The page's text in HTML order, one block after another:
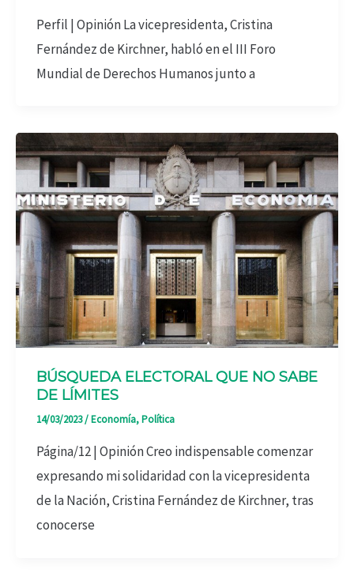
Perfil | Opinión La vicepresidenta, Cristina
Fernández de Kirchner, habló en el III Foro
Mundial de Derechos Humanos junto a
BÚSQUEDA ELECTORAL QUE NO SABE
DE LÍMITES
14/03/2023/Economía,Política
Página/12 | Opinión Creo indispensable comenzar
expresando mi solidaridad con la vicepresidenta
de la Nación, Cristina Fernández de Kirchner, tras
conocerse